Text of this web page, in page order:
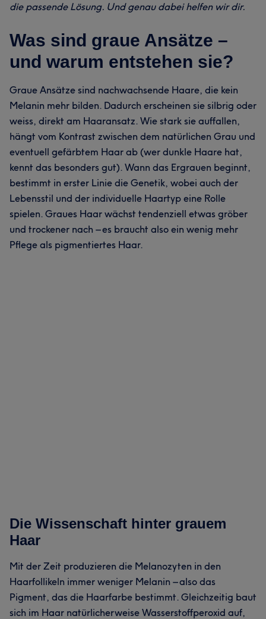
die passende Lösung. Und genau dabei helfen wir dir.
Was sind graue Ansätze –
und warum entstehen sie?
Graue Ansätze sind nachwachsende Haare, die kein
Melanin mehr bilden. Dadurch erscheinen sie silbrig oder
weiss, direkt am Haaransatz. Wie stark sie auffallen,
hängt vom Kontrast zwischen dem natürlichen Grau und
eventuell gefärbtem Haar ab (wer dunkle Haare hat,
kennt das besonders gut). Wann das Ergrauen beginnt,
bestimmt in erster Linie die Genetik, wobei auch der
Lebensstil und der individuelle Haartyp eine Rolle
spielen. Graues Haar wächst tendenziell etwas gröber
und trockener nach – es braucht also ein wenig mehr
Pflege als pigmentiertes Haar.
Die Wissenschaft hinter grauem
Haar
Mit der Zeit produzieren die Melanozyten in den
Haarfollikeln immer weniger Melanin – also das
Pigment, das die Haarfarbe bestimmt. Gleichzeitig baut
sich im Haar natürlicherweise Wasserstoffperoxid auf,